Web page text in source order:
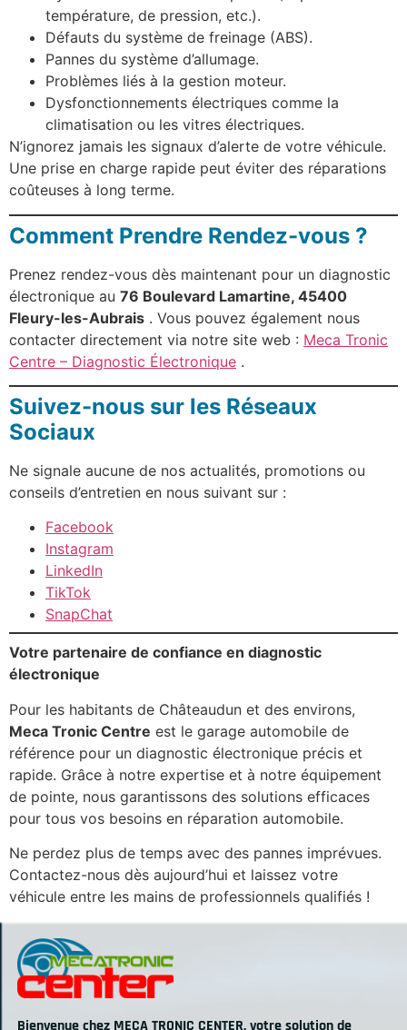
température, de pression, etc.).
Défauts du système de freinage (ABS).
Pannes du système d’allumage.
Problèmes liés à la gestion moteur.
Dysfonctionnements électriques comme la
climatisation ou les vitres électriques.
N’ignorez jamais les signaux d’alerte de votre véhicule.
Une prise en charge rapide peut éviter des réparations
coûteuses à long terme.
Comment Prendre Rendez-vous ?
Prenez rendez-vous dès maintenant pour un diagnostic
électronique au 76 Boulevard Lamartine, 45400
Fleury-les-Aubrais . Vous pouvez également nous
contacter directement via notre site web : Meca Tronic
Centre – Diagnostic Électronique .
Suivez-nous sur les Réseaux
Sociaux
Ne signale aucune de nos actualités, promotions ou
conseils d’entretien en nous suivant sur :
Facebook
Instagram
LinkedIn
TikTok
SnapChat
Votre partenaire de confiance en diagnostic
électronique
Pour les habitants de Châteaudun et des environs,
Meca Tronic Centre est le garage automobile de
référence pour un diagnostic électronique précis et
rapide. Grâce à notre expertise et à notre équipement
de pointe, nous garantissons des solutions efficaces
pour tous vos besoins en réparation automobile.
Ne perdez plus de temps avec des pannes imprévues.
Contactez-nous dès aujourd’hui et laissez votre
véhicule entre les mains de professionnels qualifiés !
Bienvenue chez MECA TRONIC CENTER, votre solution de